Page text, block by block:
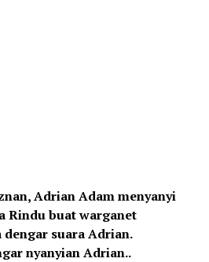
Adrian Adam menyanyi
Rindu buat warganet
dengar suara Adrian.
nyanyian Adrian..